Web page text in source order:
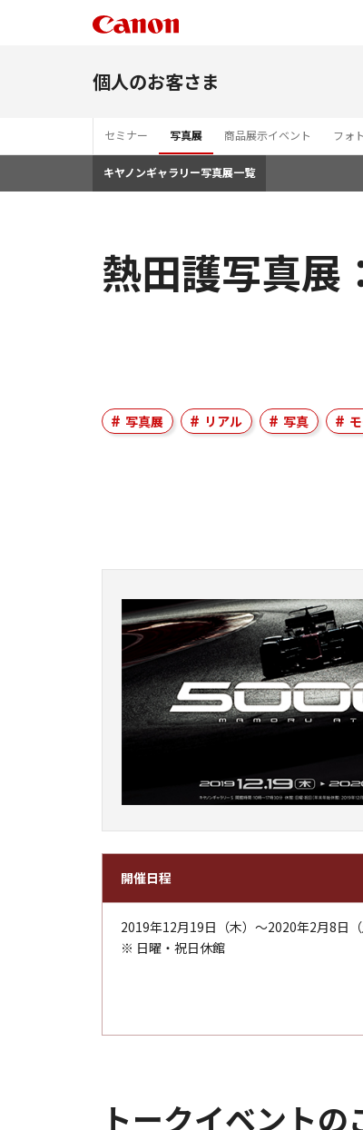
個人のお客さま
セミナー 写真展 商品展示イベント フォ
キヤノンギャラリー写真展一覧
熱田護写真展
写真展 リアル 写真
開催日程
2019年12月19日（木）～2020年2月8日（
※ 日曜・祝日休館
トークイベントの